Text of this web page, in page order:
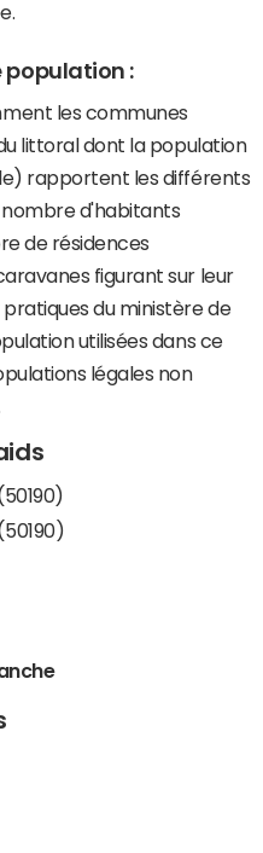
population :
les communes
littoral dont la population
rapportent les différents
d'habitants
de résidences
figurant sur leur
du ministère de
utilisées dans ce
légales non